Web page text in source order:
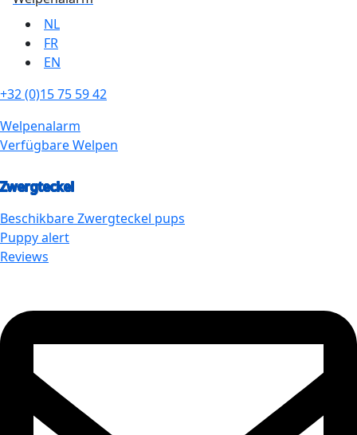
NL
FR
EN
+32 (0)15 75 59 42
Welpenalarm
Verfügbare Welpen
Zwergteckel
BeschikbareZwergteckel pups
Puppy alert
Reviews